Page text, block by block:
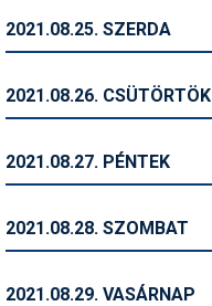
Túrasí
Utazási tippek
Védőfelszerelés
2021.08.25. SZERDA
2021.08.26. CSÜTÖRTÖK
2021.08.27. PÉNTEK
2021.08.28. SZOMBAT
2021.08.29. VASÁRNAP